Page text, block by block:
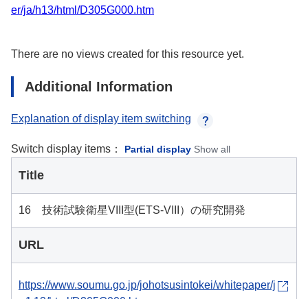
er/ja/h13/html/D305G000.htm
There are no views created for this resource yet.
Additional Information
Explanation of display item switching
Switch display items： Partial display Show all
Title
16 技術試験衛星VIII型(ETS-VIII）の研究開発
URL
https://www.soumu.go.jp/johotsusintokei/whitepaper/j